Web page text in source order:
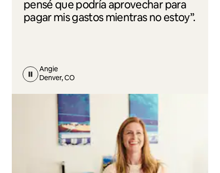
pensé que podría aprovechar para
pagar mis gastos mientras no estoy”.
Angie
Denver, CO